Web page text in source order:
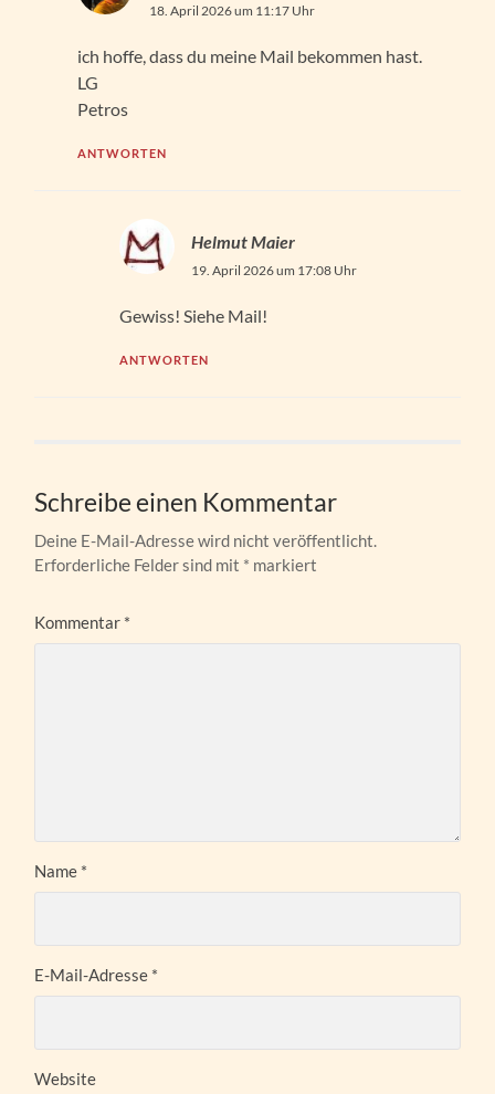
18. April 2026 um 11:17 Uhr
ich hoffe, dass du meine Mail bekommen hast.
LG
Petros
ANTWORTEN
Helmut Maier
19. April 2026 um 17:08 Uhr
Gewiss! Siehe Mail!
ANTWORTEN
Schreibe einen Kommentar
Deine E-Mail-Adresse wird nicht veröffentlicht.
Erforderliche Felder sind mit * markiert
Kommentar *
Name *
E-Mail-Adresse *
Website